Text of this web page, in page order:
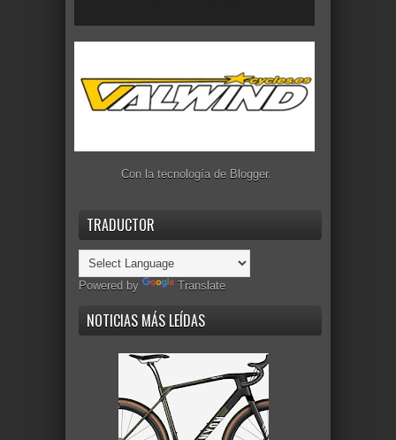
Con la tecnología de Blogger.
TRADUCTOR
Powered by Translate
NOTICIAS MÁS LEÍDAS